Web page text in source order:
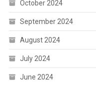
October 2024
September 2024
August 2024
July 2024
June 2024